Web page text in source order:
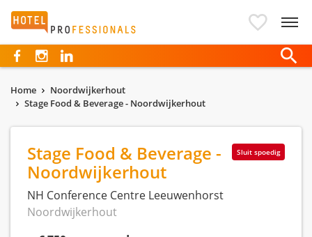
Hotelprofessionals
Home
Noordwijkerhout
Stage Food & Beverage - Noordwijkerhout
Sluit spoedig
Stage Food & Beverage -
Noordwijkerhout
NH Conference Centre Leeuwenhorst
Noordwijkerhout